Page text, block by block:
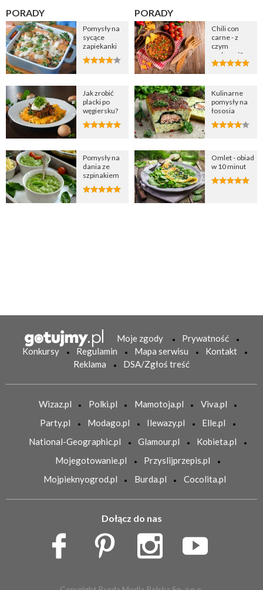
PORADY
Pomysły na
sycące
zapiekanki
Jak zrobić
placki po
węgiersku?
Pomysły na
dania ze
szpinakiem
PORADY
Chili con
carne - z
czym
podawać?
Kulinarne
pomysły na
łososia
Omlet - obiad
w 10 minut
Moje zgody
Prywatność
Konkursy
Regulamin Mapa serwisu
Kontakt
Reklama
DSA/Zgłoś treść
Wizaz.pl Polki.pl Mamotoja.pl
Viva.pl
Party.pl
Modago.pl Ilewazy.pl
Elle.pl
National-Geographic.pl
Glamour.pl
Kobieta.pl
Mojegotowanie.pl
Przyslijprzepis.pl
Mojpieknyogrod.pl
Burda.pl Cocolita.pl
Dołącz do nas